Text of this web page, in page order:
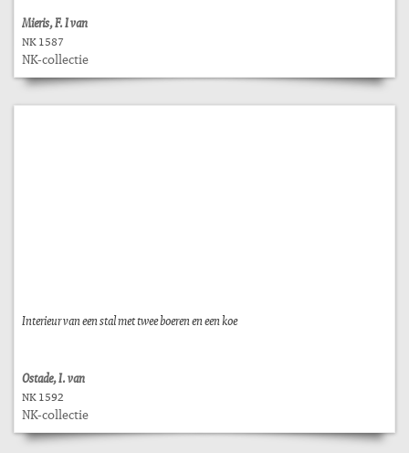
Mieris, F. I van
NK 1587
NK-collectie
Interieur van een stal met twee boeren en een koe
Ostade, I. van
NK 1592
NK-collectie